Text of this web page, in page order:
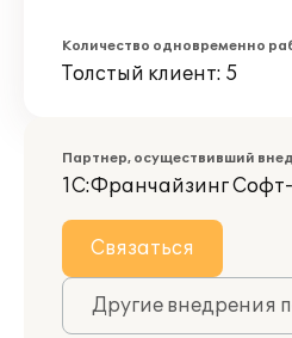
Количество одновременно
Толстый клиент: 5
Партнер, осуществивший
1С:Франчайзинг
Связаться
Другие внедрения